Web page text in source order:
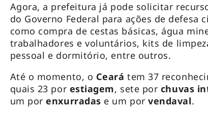
Agora, a prefeitura já pode solicitar
do Governo Federal para ações de defesa
como compra de cestas básicas, água
trabalhadores e voluntários, kits de
pessoal e dormitório, entre outros.
Até o momento, o Cearátem 37
quais 23 por estiagem, sete por chuvas
um porenxurradas e um porvendaval.